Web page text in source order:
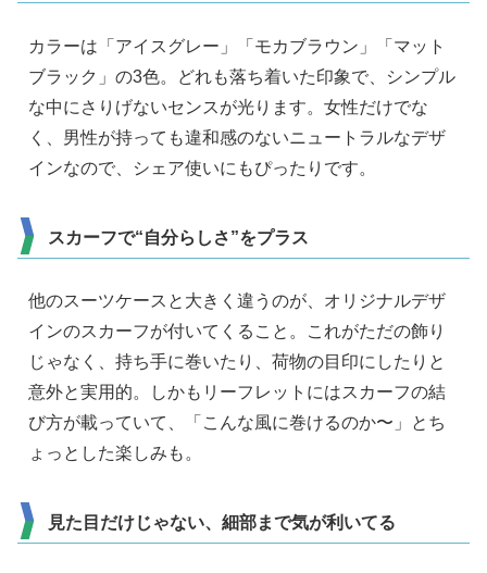
カラーは「アイスグレー」「モカブラウン」「マット
ブラック」の3色。どれも落ち着いた印象で、シンプル
な中にさりげないセンスが光ります。女性だけでな
く、男性が持っても違和感のないニュートラルなデザ
インなので、シェア使いにもぴったりです。
スカーフで“自分らしさ”をプラス
他のスーツケースと大きく違うのが、オリジナルデザ
インのスカーフが付いてくること。これがただの飾り
じゃなく、持ち手に巻いたり、荷物の目印にしたりと
意外と実用的。しかもリーフレットにはスカーフの結
び方が載っていて、「こんな風に巻けるのか〜」とち
ょっとした楽しみも。
見た目だけじゃない、細部まで気が利いてる